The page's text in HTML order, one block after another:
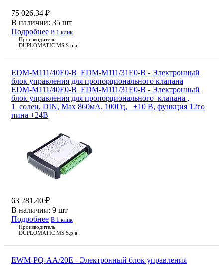
75 026.34 ₽
В наличии: 35 шт
Подробнее В 1 клик
Производитель
DUPLOMATIC MS S.p.a.
EDM-M111/40E0-B_EDM-M111/31E0-B - Электронный
блок управления для пропорционального клапана
EDM-M111/40E0-B_EDM-M111/31E0-B - Электронный
блок управления для пропорционального клапана ,
1 солен, DIN, Max 860мА, 100Гц, ±10 В, функция 12го
пина +24В
63 281.40 ₽
В наличии: 9 шт
Подробнее В 1 клик
Производитель
DUPLOMATIC MS S.p.a.
EWM-PQ-AA/20E - Электронный блок управления